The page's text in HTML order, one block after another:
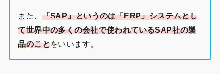
また、 「SAP」というのは「ERP」システムとし
て世界中の多くの会社で使われているSAP社の製
品のことをいいます。